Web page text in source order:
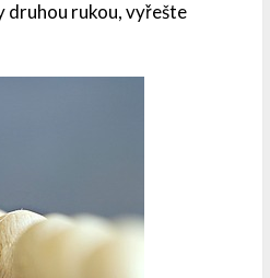
druhou rukou, vyřešte